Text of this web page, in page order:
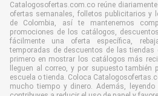
Catalogosofertas.com.co reúne
ofertas semanales, folletos publicitarios y
de Colombia, así te mantenemos
promociones de los catálogos,
fácilmente una oferta específica,
temporadas de descuentos de las
primero en mostrar los catálogos más
lleguen al correo, y por supuesto también
escuela o tienda. Coloca
mucho tiempo y dinero. Además,